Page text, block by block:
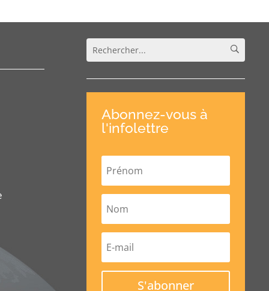
Abonnez-vous à
l'infolettre
S'abonner